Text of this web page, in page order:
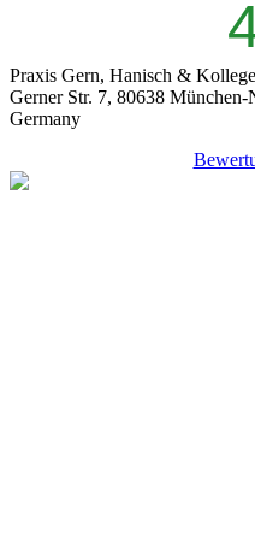
Praxis Gern, Hanisch &
Gerner Str. 7, 80638
Germany